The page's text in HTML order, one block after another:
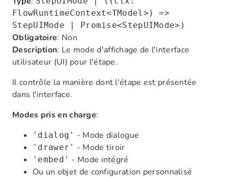
FlowRuntimeContext<TModel>) =>
StepUIMode | Promise<StepUIMode>)
Obligatoire: Non
Description: Le mode d'affichage de l'interface
utilisateur (UI) pour l'étape.
Il contrôle la manière dont l'étape est présentée
dans l'interface.
Modes pris en charge:
'dialog' - Mode dialogue
'drawer' - Mode tiroir
'embed' - Mode intégré
Ou un objet de configuration personnalisé